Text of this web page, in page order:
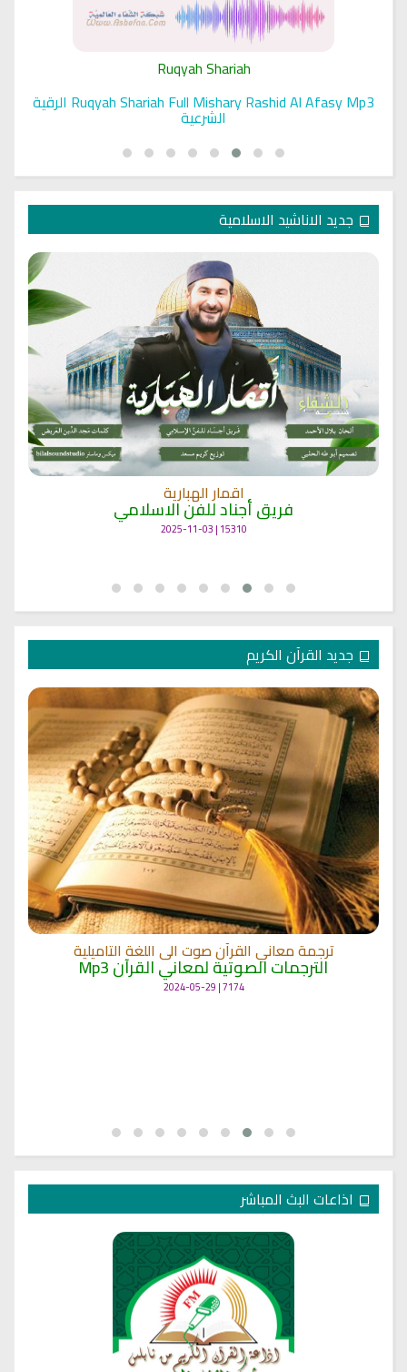
Ruqyah Shariah
Ruqyah Shariah Full Mishary Rashid Al Afasy Mp3 الرقية
الشرعية
جديد الاناشيد الاسلامية
اقمار الهبارية
فريق أجناد للفن الاسلامي
15310 | 2025-11-03
جديد القرآن الكريم
ترجمة معاني القرآن صوت الى اللغة التاميلية
الترجمات الصوتية لمعاني القرآن Mp3
7174 | 2024-05-29
اذاعات البث المباشر